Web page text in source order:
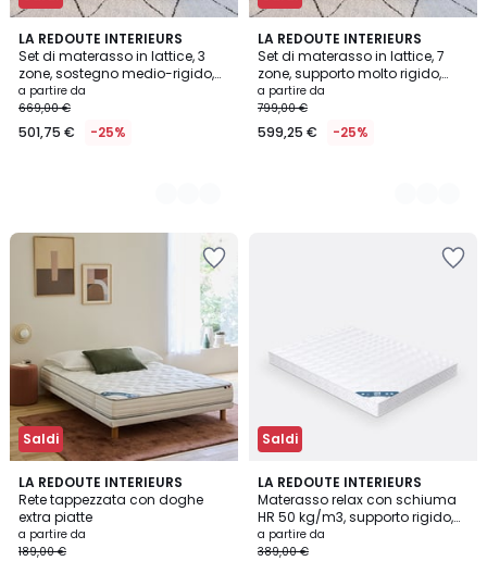
LA REDOUTE INTERIEURS
Set di materasso in lattice, 3
zone, sostegno medio-rigido,
superficie tonificante + base
letto
a partire da
669,00 €
501,75 € -25%
2
Colori
LA REDOUTE INTERIEURS
Set di materasso in lattice, 7
zone, supporto molto rigido,
superficie tonificante e base
letto
a partire da
799,00 €
599,25 € -25%
2
Colori
Saldi
LA REDOUTE INTERIEURS
Rete tappezzata con doghe
extra piatte
a partire da
189,00 €
4,1
/ 5
Saldi
LA REDOUTE INTERIEURS
Materasso relax con schiuma
HR 50 kg/m3, supporto rigido,
superficie in memory foam
a partire da
389,00 €
4,2
/ 5